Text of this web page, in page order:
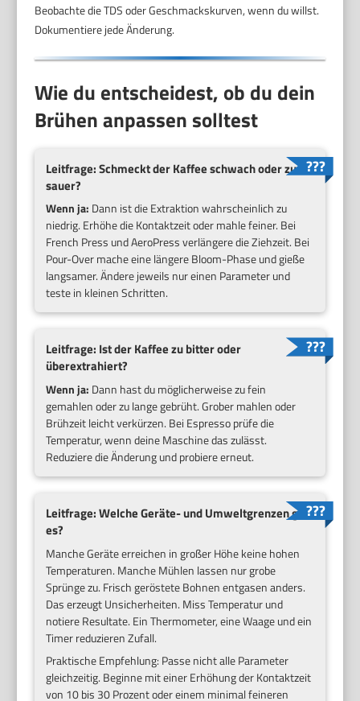
Beobachte die TDS oder Geschmackskurven, wenn du willst.
Dokumentiere jede Änderung.
Wie du entscheidest, ob du dein
Brühen anpassen solltest
Leitfrage: Schmeckt der Kaffee schwach oder zu
sauer?
Wenn ja: Dann ist die Extraktion wahrscheinlich zu
niedrig. Erhöhe die Kontaktzeit oder mahle feiner. Bei
French Press und AeroPress verlängere die Ziehzeit. Bei
Pour-Over mache eine längere Bloom-Phase und gieße
langsamer. Ändere jeweils nur einen Parameter und
teste in kleinen Schritten.
Leitfrage: Ist der Kaffee zu bitter oder
überextrahiert?
Wenn ja: Dann hast du möglicherweise zu fein
gemahlen oder zu lange gebrüht. Grober mahlen oder
Brühzeit leicht verkürzen. Bei Espresso prüfe die
Temperatur, wenn deine Maschine das zulässt.
Reduziere die Änderung und probiere erneut.
Leitfrage: Welche Geräte- und Umweltgrenzen gibt
es?
Manche Geräte erreichen in großer Höhe keine hohen
Temperaturen. Manche Mühlen lassen nur grobe
Sprünge zu. Frisch geröstete Bohnen entgasen anders.
Das erzeugt Unsicherheiten. Miss Temperatur und
notiere Resultate. Ein Thermometer, eine Waage und ein
Timer reduzieren Zufall.
Praktische Empfehlung: Passe nicht alle Parameter
gleichzeitig. Beginne mit einer Erhöhung der Kontaktzeit
von 10 bis 30 Prozent oder einem minimal feineren